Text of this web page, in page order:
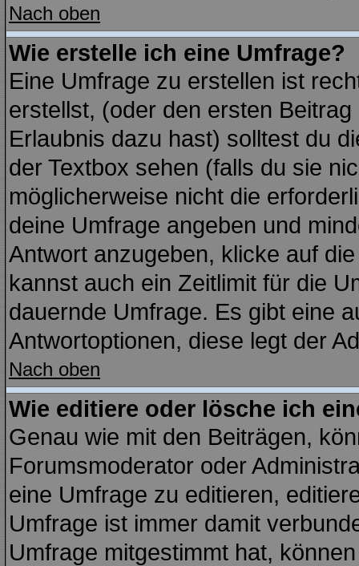
Nach oben
Wie erstelle ich eine Umfrage?
Eine Umfrage zu erstellen ist
erstellst, (oder den ersten
Erlaubnis dazu hast) solltest du
der Textbox sehen (falls du sie
möglicherweise nicht die
deine Umfrage angeben und
Antwort anzugeben, klicke auf
kannst auch ein Zeitlimit für die
dauernde Umfrage. Es gibt eine
Antwortoptionen, diese legt der
Nach oben
Wie editiere oder lösche ich
Genau wie mit den Beiträgen,
Forumsmoderator oder
eine Umfrage zu editieren,
Umfrage ist immer damit
Umfrage mitgestimmt hat,